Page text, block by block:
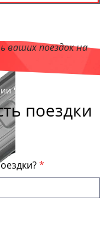
ваших поездок на
"МурманскБас"
поездки